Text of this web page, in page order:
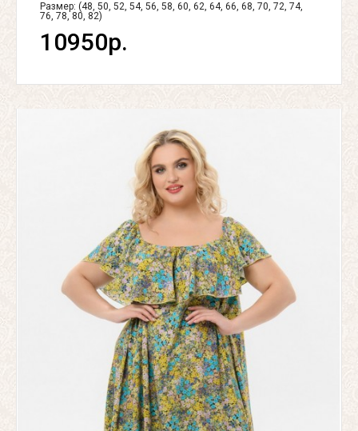
Размер: (48, 50, 52, 54, 56, 58, 60, 62, 64, 66, 68, 70, 72, 74,
76, 78, 80, 82)
10950р.